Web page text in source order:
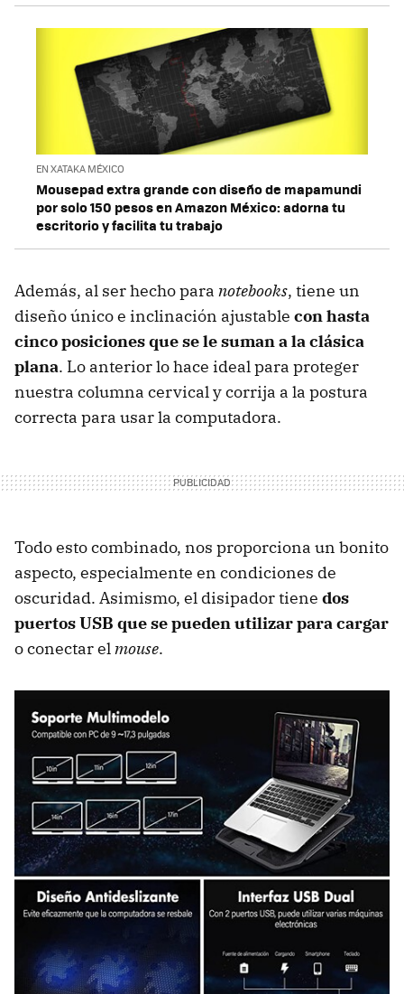
EN XATAKA MÉXICO
Mousepad extra grande con diseño de mapamundi
por solo 150 pesos en Amazon México: adorna tu
escritorio y facilita tu trabajo
Además, al ser hecho para notebooks, tiene un
diseño único e inclinación ajustable con hasta
cinco posiciones que se le suman a la clásica
plana. Lo anterior lo hace ideal para proteger
nuestra columna cervical y corrija a la postura
correcta para usar la computadora.
Todo esto combinado, nos proporciona un bonito
aspecto, especialmente en condiciones de
oscuridad. Asimismo, el disipador tiene dos
puertos USB que se pueden utilizar para cargar
o conectar elmouse.